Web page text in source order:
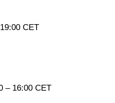
CET
– 16:00 CET